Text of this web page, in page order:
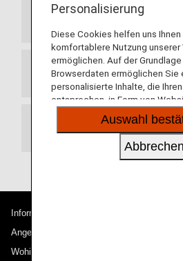
Abflugterminal
Transit
Informationen zu ANA
Angebote und Ankündigungen
Wohin wir reisen
Personalisierung
Diese Cookies helfen uns Ihnen
komfortablere Nutzung unserer
ermöglichen. Auf der Grundlage
Browserdaten ermöglichen Sie
personalisierte Inhalte, die
entsprechen, in Form von
sozialen Medien und Werbung
Auswahl
Abbrechen